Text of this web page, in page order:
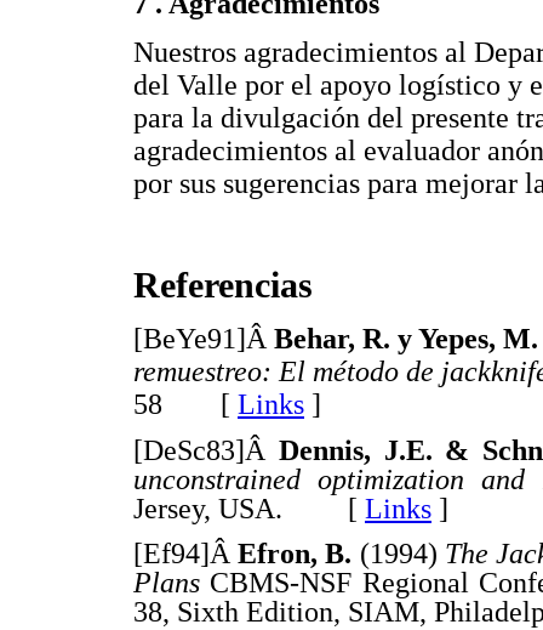
Nuestros agradecimientos al
del Valle por el apoyo logístico y
para la divulgación del presente
agradecimientos al evaluador
por sus sugerencias para mejorar
Referencias
[BeYe91]Â Behar, R. y Yepes,
remuestreo: El método de
58 [ Links ]
[DeSc83]Â Dennis, J.E. &
unconstrained optimization and
Jersey, USA. [ Links ]
[Ef94]ÂEfron, B. (1994) The
Plans CBMS-NSF Regional
38, Sixth Edition, SIAM,